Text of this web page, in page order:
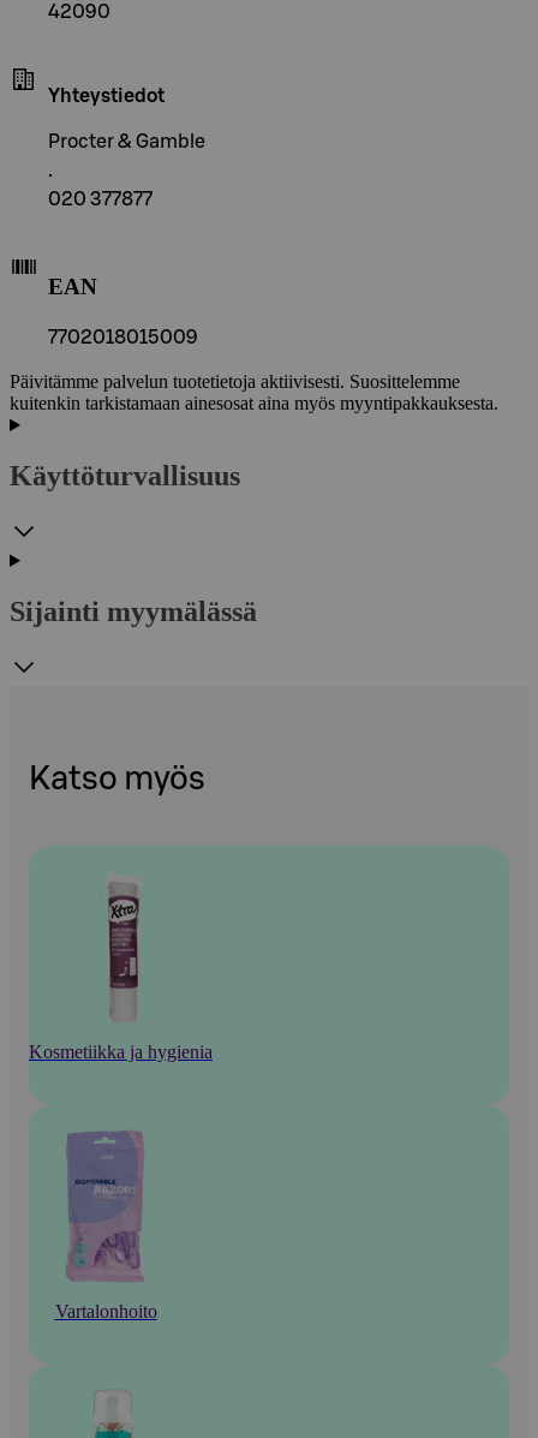
42090
Yhteystiedot
Procter & Gamble
.
020 377877
EAN
7702018015009
Päivitämme palvelun tuotetietoja aktiivisesti. Suosittelemme
kuitenkin tarkistamaan ainesosat aina myös myyntipakkauksesta.
Käyttöturvallisuus
Sijainti myymälässä
Katso myös
Kosmetiikka ja hygienia
Vartalonhoito